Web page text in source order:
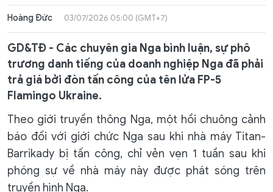
Hoàng Đức 03/07/2026 05:00 (GMT+7)
GD&TĐ - Các chuyên gia Nga bình luận, sự phô
trương danh tiếng của doanh nghiệp Nga đã phải
trả giá bởi đòn tấn công của tên lửa FP-5
Flamingo Ukraine.
Theo giới truyền thông Nga, một hồi chuông cảnh
báo đối với giới chức Nga sau khi nhà máy Titan-
Barrikady bị tấn công, chỉ vẻn vẹn 1 tuần sau khi
phóng sự về nhà máy này được phát sóng trên
truyền hình Nga.